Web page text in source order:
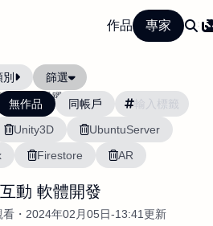
作品 專家
篩選
前排序: 活躍度
無作品
同帳戶
Unity3D
UbuntuServer
Firestore AR
動 軟體開發
看
2024年02月05日-13:41更新